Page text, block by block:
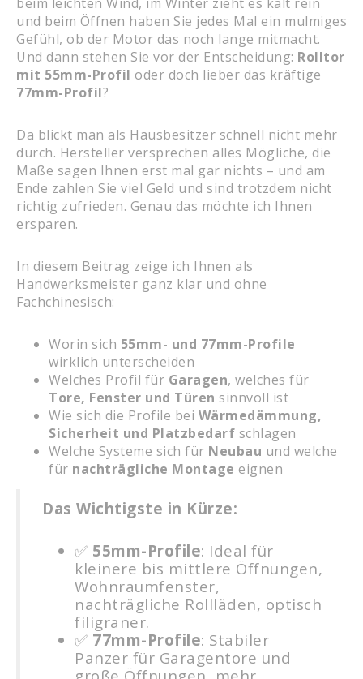
und beim Öffnen haben Sie jedes Mal ein mulmiges
Gefühl, ob der Motor das noch lange mitmacht.
Und dann stehen Sie vor der Entscheidung: Rolltor
mit 55mm-Profil oder doch lieber das kräftige
77mm-Profil?
Da blickt man als Hausbesitzer schnell nicht mehr
durch. Hersteller versprechen alles Mögliche, die
Maße sagen Ihnen erst mal gar nichts – und am
Ende zahlen Sie viel Geld und sind trotzdem nicht
richtig zufrieden. Genau das möchte ich Ihnen
ersparen.
In diesem Beitrag zeige ich Ihnen als
Handwerksmeister ganz klar und ohne
Fachchinesisch:
Worin sich 55mm- und 77mm-Profile
wirklich unterscheiden
Welches Profil für Garagen, welches für
Tore, Fenster und Türen sinnvoll ist
Wie sich die Profile bei Wärmedämmung,
Sicherheit und Platzbedarf schlagen
Welche Systeme sich für Neubau und welche
für nachträgliche Montage eignen
Das Wichtigste in Kürze:
✅ 55mm-Profile: Ideal für
kleinere bis mittlere Öffnungen,
Wohnraumfenster,
nachträgliche Rollläden, optisch
filigraner.
✅ 77mm-Profile: Stabiler
Panzer für Garagentore und